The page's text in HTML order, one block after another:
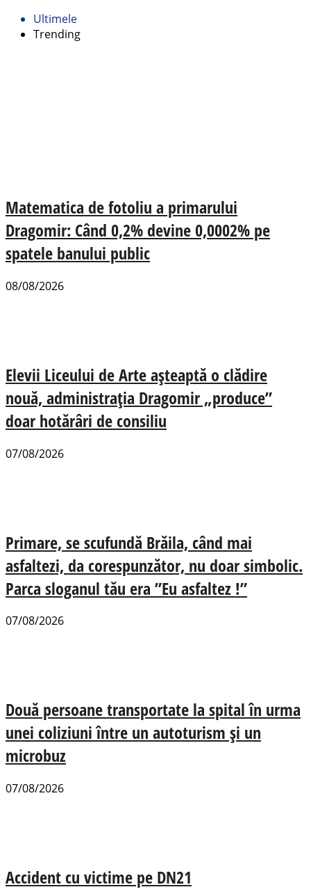
Ultimele
Trending
Matematica de fotoliu a primarului
Dragomir: Când 0,2% devine 0,0002% pe
spatele banului public
08/08/2026
Elevii Liceului de Arte așteaptă o clădire
nouă, administrația Dragomir „produce”
doar hotărâri de consiliu
07/08/2026
Primare, se scufundă Brăila, când mai
asfaltezi, da corespunzător, nu doar simbolic.
Parca sloganul tău era ”Eu asfaltez !”
07/08/2026
Două persoane transportate la spital în urma
unei coliziuni între un autoturism și un
microbuz
07/08/2026
Accident cu victime pe DN21